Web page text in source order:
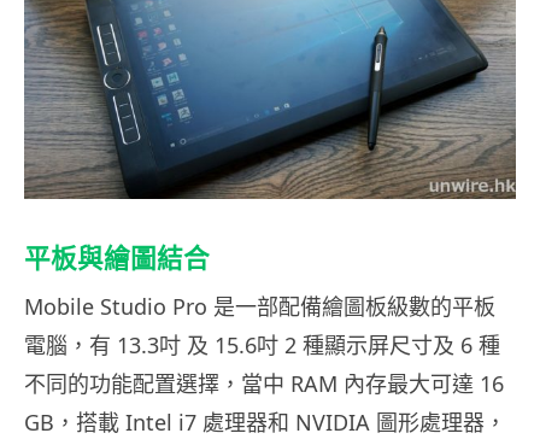
平板與繪圖結合
Mobile Studio Pro 是一部配備繪圖板級數的平板
電腦，有 13.3吋 及 15.6吋 2 種顯示屏尺寸及 6 種
不同的功能配置選擇，當中 RAM 內存最大可達 16
GB，搭載 Intel i7 處理器和 NVIDIA 圖形處理器，